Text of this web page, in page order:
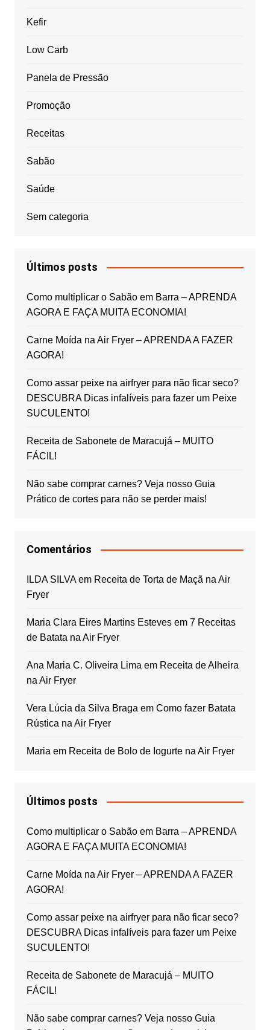
Kefir
Low Carb
Panela de Pressão
Promoção
Receitas
Sabão
Saúde
Sem categoria
Últimos posts
Como multiplicar o Sabão em Barra – APRENDA
AGORA E FAÇA MUITA ECONOMIA!
Carne Moída na Air Fryer – APRENDA A FAZER
AGORA!
Como assar peixe na airfryer para não ficar seco?
DESCUBRA Dicas infalíveis para fazer um Peixe
SUCULENTO!
Receita de Sabonete de Maracujá – MUITO
FÁCIL!
Não sabe comprar carnes? Veja nosso Guia
Prático de cortes para não se perder mais!
Comentários
ILDA SILVAem Receita de Torta de Maçã na Air
Fryer
Maria Clara Eires Martins Estevesem 7 Receitas
de Batata na Air Fryer
Ana Maria C. Oliveira Lima em Receita de Alheira
na Air Fryer
Vera Lúcia da Silva Braga em Como fazer Batata
Rústica na Air Fryer
Maria em Receita de Bolo de Iogurte na Air Fryer
Últimos posts
Como multiplicar o Sabão em Barra – APRENDA
AGORA E FAÇA MUITA ECONOMIA!
Carne Moída na Air Fryer – APRENDA A FAZER
AGORA!
Como assar peixe na airfryer para não ficar seco?
DESCUBRA Dicas infalíveis para fazer um Peixe
SUCULENTO!
Receita de Sabonete de Maracujá – MUITO
FÁCIL!
Não sabe comprar carnes? Veja nosso Guia